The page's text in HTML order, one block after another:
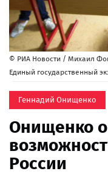
© РИА Новости / Михаил
Единый государственный
Геннадий Онищенко
Онищенко
России